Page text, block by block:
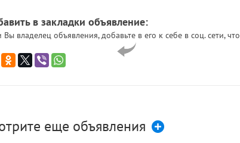
в закладки объявление:
Вы владелец объявления, добавьте в его к себе в соц. сети,
еще объявления